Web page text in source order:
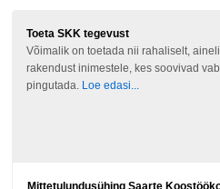
Toeta SKK tegevust
Võimalik on toetada nii rahaliselt,
rakendust inimestele, kes soovivad
pingutada.
Loe edasi...
Mittetulundusühing Saarte